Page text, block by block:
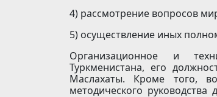
4) рассмотрение вопросов
5) осуществление иных
Организационное и
Туркменистана, его
Маслахаты. Кроме того,
методического